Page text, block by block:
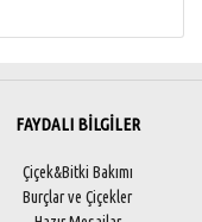
FAYDALI BİLGİLER
Çiçek&Bitki Bakımı
Burçlar ve Çiçekler